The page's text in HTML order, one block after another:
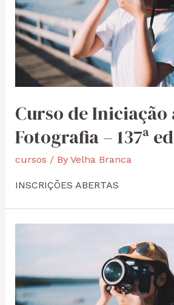
Curso de Iniciação
Fotografia – 137ª
cursos / By Velha Branca
INSCRIÇÕES ABERTAS